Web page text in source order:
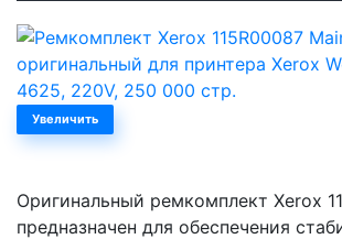
Увеличить
Оригинальный ремкомплект Xerox
предназначен для обеспечения